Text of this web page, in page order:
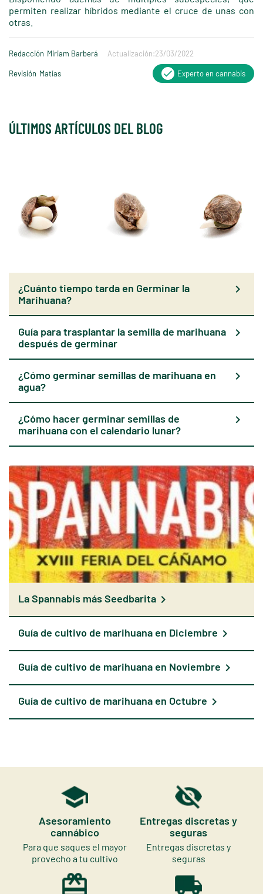
permiten realizar híbridos mediante el cruce de unas con
otras.
Redacción Miriam Barberá Actualización:23/03/2022
Revisión Matías Experto en cannabis
ÚLTIMOS ARTÍCULOS DEL BLOG
¿Cuánto tiempo tarda en Germinar la
Marihuana?
chevron_right
Guía para trasplantar la semilla de marihuana
después de germinar
chevron_right
¿Cómo germinar semillas de marihuana en
agua?
chevron_right
¿Cómo hacer germinar semillas de
marihuana con el calendario lunar?
chevron_right
La Spannabis más Seedbarita chevron_right
Guía de cultivo de marihuana en Diciembre chevron_right
Guía de cultivo de marihuana en Noviembre chevron_right
Guía de cultivo de marihuana en Octubre chevron_right
Asesoramiento
cannábico
Para que saques el mayor
provecho a tu cultivo
Entregas discretas y
seguras
Entregas discretas y
seguras